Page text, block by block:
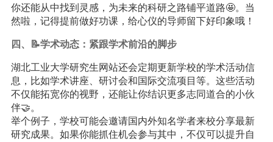
你还能从中找到灵感，为未来的科研之路铺平道路🤩。当
然啦，记得提前做好功课，给心仪的导师留下好印象哦！
四、📝学术动态：紧跟学术前沿的脚步
湖北工业大学研究生网站还会定期更新学校的学术活动信
息，比如学术讲座、研讨会和国际交流项目等。这些活动
不仅能拓宽你的视野，还能让你结识更多志同道合的小伙
伴🤝。
举个例子，学校可能会邀请国内外知名学者来校分享最新
研究成果。如果你能抓住机会参与其中，不仅可以提升自